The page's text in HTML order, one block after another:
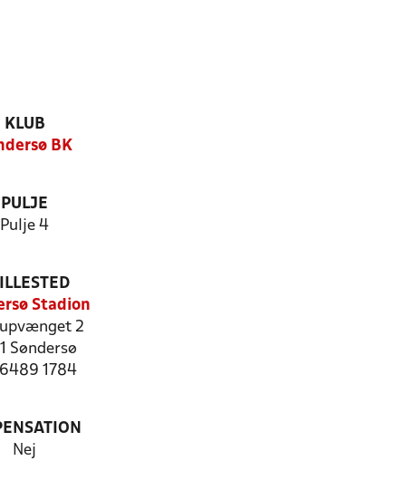
KLUB
BK
PULJE
Pulje 4
Stadion
2
Søndersø
1784
Nej